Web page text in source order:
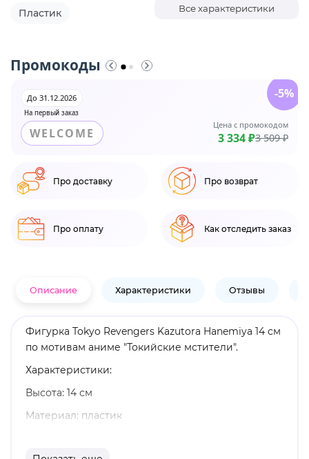
Пластик Все характеристики
Промокоды
На первый заказ
До 31.12.2026
WELCOME
Цена с промокодом
3 334 ₽3 509 ₽
-5%
Про доставку Про возврат
Про оплату Как отследить заказ
Описание Характеристики Отзывы
Фигурка Tokyo Revengers Kazutora Hanemiya 14 см
по мотивам аниме "Токийские мстители".
Характеристики:
Высота: 14 см
Материал: пластик
продукт